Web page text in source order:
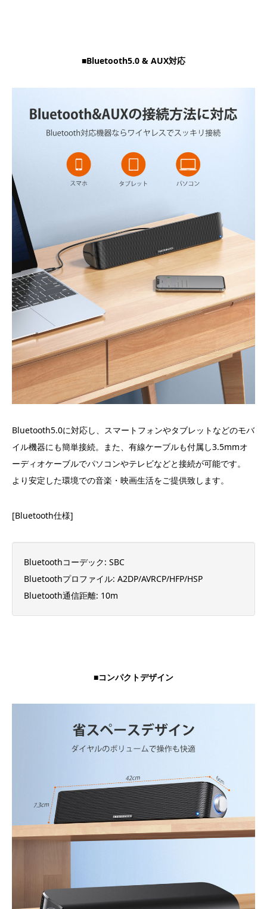
■Bluetooth5.0 & AUX対応
Bluetooth5.0に対応し、スマートフォンやタブレットなどのモバ
イル機器にも簡単接続。また、有線ケーブルも付属し3.5mmオ
ーディオケーブルでパソコンやテレビなどと接続が可能です。
より安定した環境での音楽・映画生活をご提供致します。
[Bluetooth仕様]
Bluetoothコーデック: SBC
Bluetoothプロファイル: A2DP/AVRCP/HFP/HSP
Bluetooth通信距離: 10m
■コンパクトデザイン